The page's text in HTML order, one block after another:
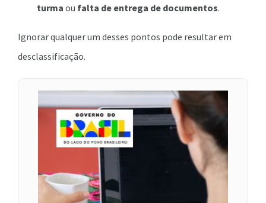
turma ou falta de entrega de documentos.
Ignorar qualquer um desses pontos pode resultar em
desclassificação.